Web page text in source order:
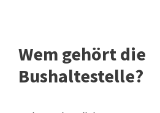
Wem gehört die
Bushaltestelle?